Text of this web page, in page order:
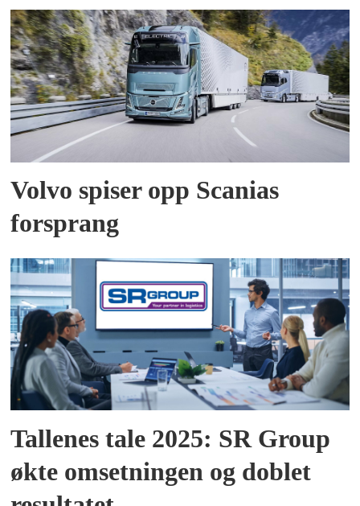
Volvo spiser opp Scanias
forsprang
Tallenes tale 2025: SR Group
økte omsetningen og doblet